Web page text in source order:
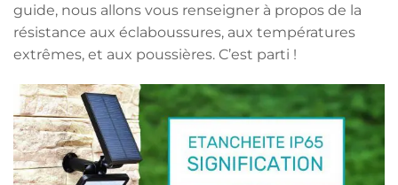
guide, nous allons vous renseigner à propos de la
résistance aux éclaboussures, aux températures
extrêmes, et aux poussières. C’est parti !